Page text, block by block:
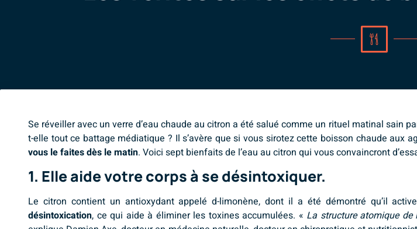
Se réveiller avec un verre d’eau chaude au citron a été salué comme un rituel matinal sain
t-elle tout ce battage médiatique ? Il s’avère que si vous sirotez cette boisson chaude aux
vous le faites dès le matin. Voici sept bienfaits de l’eau au citron qui vous convaincront
1. Elle aide votre corps à se désintoxiquer.
Le citron contient un antioxydant appelé d-limonène, dont il a été démontré qu’il
désintoxication, ce qui aide à éliminer les toxines accumulées. « La structure atomique de